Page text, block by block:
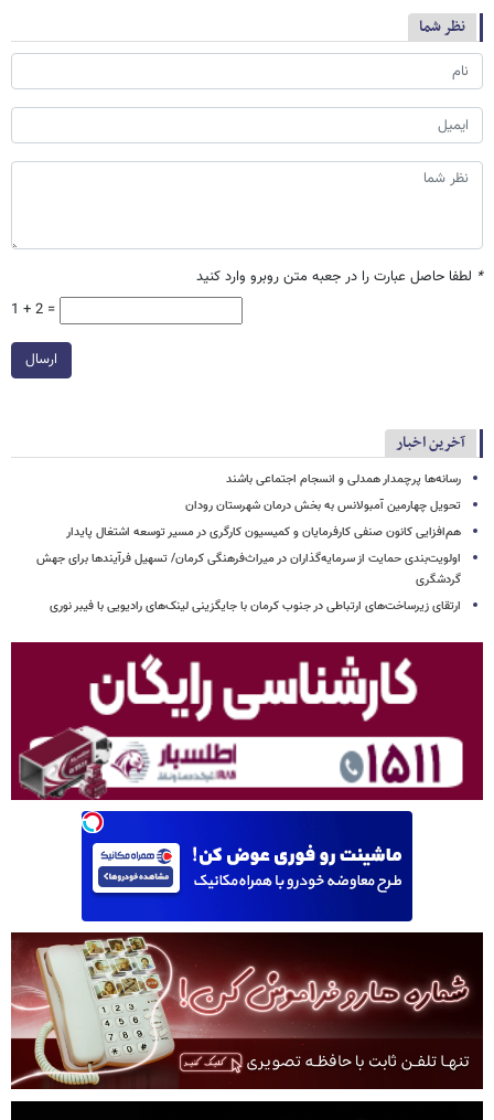
نظر شما
* لطفا حاصل عبارت را در جعبه متن روبرو وارد کنید
1 + 2 =
ارسال
آخرین اخبار
رسانه‌ها پرچمدار همدلی و انسجام اجتماعی باشند
تحویل چهارمین آمبولانس به بخش درمان شهرستان رودان
هم‌افزایی کانون صنفی کارفرمایان و کمیسیون کارگری در مسیر توسعه اشتغال پایدار
اولویت‌بندی حمایت از سرمایه‌گذاران در میراث‌فرهنگی کرمان/ تسهیل فرآیندها برای جهش
گردشگری
ارتقای زیرساخت‌های ارتباطی در جنوب کرمان با جایگزینی لینک‌های رادیویی با فیبر نوری